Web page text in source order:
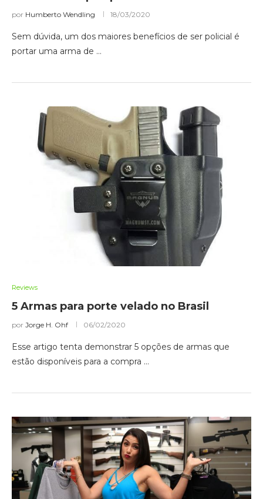
por Humberto Wendling 18/03/2020
Sem dúvida, um dos maiores benefícios de ser policial é
portar uma arma de …
Reviews
5 Armas para porte velado no Brasil
por Jorge H. Ohf 06/02/2020
Esse artigo tenta demonstrar 5 opções de armas que
estão disponíveis para a compra …